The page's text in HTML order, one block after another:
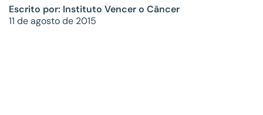
Escrito por: Instituto Vencer o Câncer
11 de agosto de 2015